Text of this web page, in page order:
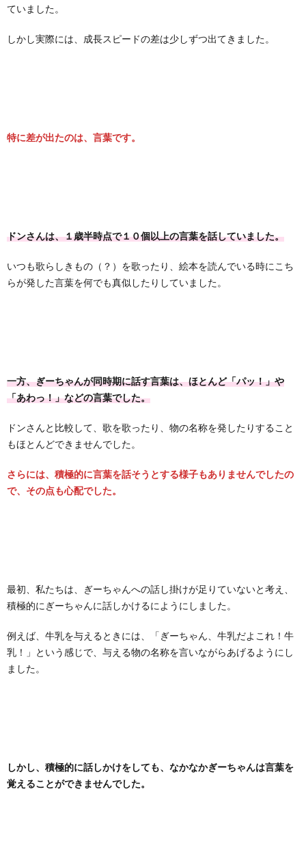
ていました。
しかし実際には、成長スピードの差は少しずつ出てきました。
特に差が出たのは、言葉です。
ドンさんは、１歳半時点で１０個以上の言葉を話していました。
いつも歌らしきもの（？）を歌ったり、絵本を読んでいる時にこち
らが発した言葉を何でも真似したりしていました。
一方、ぎーちゃんが同時期に話す言葉は、ほとんど「パッ！」や
「あわっ！」などの言葉でした。
ドンさんと比較して、歌を歌ったり、物の名称を発したりすること
もほとんどできませんでした。
さらには、積極的に言葉を話そうとする様子もありませんでしたの
で、その点も心配でした。
最初、私たちは、ぎーちゃんへの話し掛けが足りていないと考え、
積極的にぎーちゃんに話しかけるにようにしました。
例えば、牛乳を与えるときには、「ぎーちゃん、牛乳だよこれ！牛
乳！」という感じで、与える物の名称を言いながらあげるようにし
ました。
しかし、積極的に話しかけをしても、なかなかぎーちゃんは言葉を
覚えることができませんでした。